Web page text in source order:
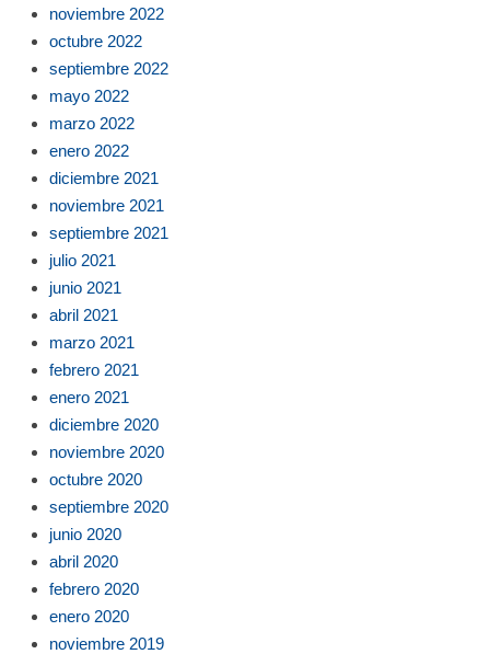
noviembre 2022
octubre 2022
septiembre 2022
mayo 2022
marzo 2022
enero 2022
diciembre 2021
noviembre 2021
septiembre 2021
julio 2021
junio 2021
abril 2021
marzo 2021
febrero 2021
enero 2021
diciembre 2020
noviembre 2020
octubre 2020
septiembre 2020
junio 2020
abril 2020
febrero 2020
enero 2020
noviembre 2019